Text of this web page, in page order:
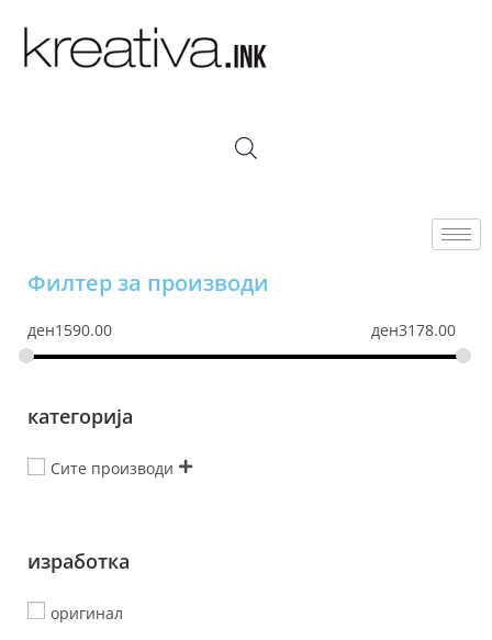
Филтер за производи
ден1590.00 ден3178.00
категорија
Сите производи
изработка
оригинал